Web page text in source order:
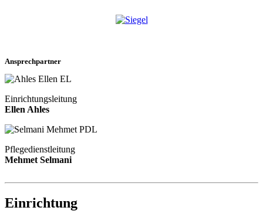
Ansprechpartner
Einrichtungsleitung
Ellen Ahles
Pflegedienstleitung
Mehmet Selmani
Einrichtung